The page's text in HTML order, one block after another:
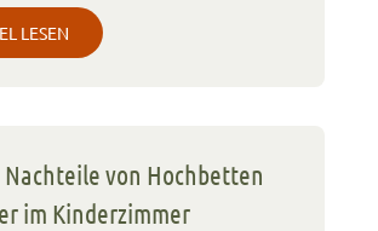
LESEN
Nachteile von Hochbetten
im Kinderzimmer